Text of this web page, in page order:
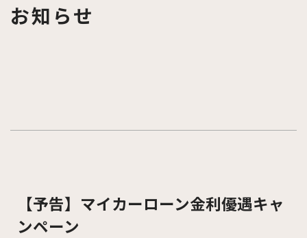
お知らせ
【予告】マイカーローン金利優遇キャ
ンペーン